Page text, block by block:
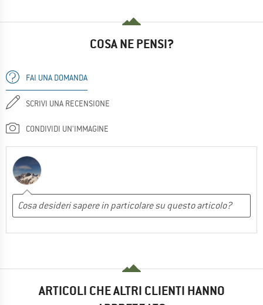
COSA NE PENSI?
FAI UNA DOMANDA
SCRIVI UNA RECENSIONE
CONDIVIDI UN'IMMAGINE
ARTICOLI CHE ALTRI CLIENTI HANNO